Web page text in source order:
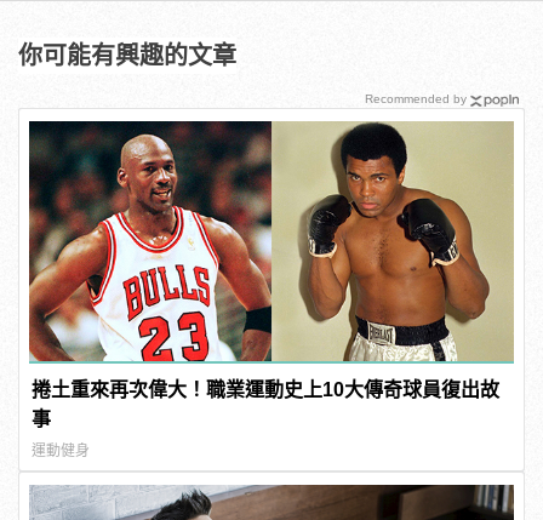
你可能有興趣的文章
捲土重來再次偉大！職業運動史上10大傳奇球員復出故
事
運動健身
Recommended by